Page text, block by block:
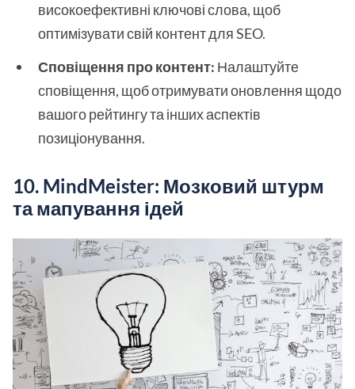
високоефективні ключові слова, щоб
оптимізувати свій контент для SEO.
Сповіщення про контент: Налаштуйте
сповіщення, щоб отримувати оновлення щодо
вашого рейтингу та інших аспектів
позиціонування.
10. MindMeister: Мозковий штурм
та мапування ідей